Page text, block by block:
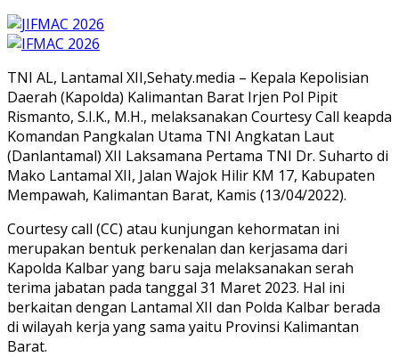
TNI AL, Lantamal XII,Sehaty.media – Kepala Kepolisian
Daerah (Kapolda) Kalimantan Barat Irjen Pol Pipit
Rismanto, S.I.K., M.H., melaksanakan Courtesy Call keapda
Komandan Pangkalan Utama TNI Angkatan Laut
(Danlantamal) XII Laksamana Pertama TNI Dr. Suharto di
Mako Lantamal XII, Jalan Wajok Hilir KM 17, Kabupaten
Mempawah, Kalimantan Barat, Kamis (13/04/2022).
Courtesy call (CC) atau kunjungan kehormatan ini
merupakan bentuk perkenalan dan kerjasama dari
Kapolda Kalbar yang baru saja melaksanakan serah
terima jabatan pada tanggal 31 Maret 2023. Hal ini
berkaitan dengan Lantamal XII dan Polda Kalbar berada
di wilayah kerja yang sama yaitu Provinsi Kalimantan
Barat.